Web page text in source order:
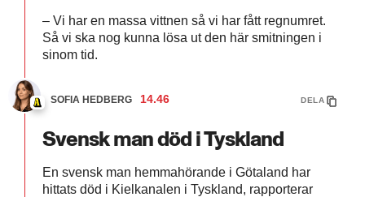
– Vi har en massa vittnen så vi har fått regnumret.
Så vi ska nog kunna lösa ut den här smitningen i
sinom tid.
SOFIA HEDBERG 14.46 DELA
Svensk man död i Tyskland
En svensk man hemmahörande i Götaland har
hittats död i Kielkanalen i Tyskland, rapporterar